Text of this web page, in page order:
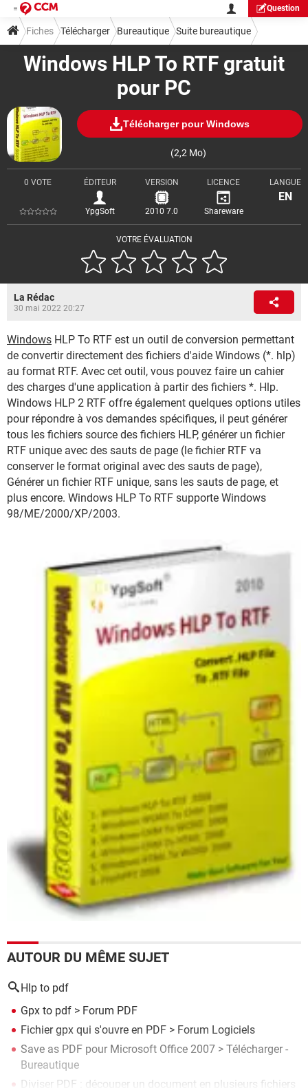
Question
Windows HLP To RTF gratuit
pour PC
Télécharger pour Windows
(2,2 Mo)
VOTRE ÉVALUATION
0 VOTE ÉDITEUR
YpgSoft
VERSION
2010 7.0
LICENCE
Shareware
LANGUE
EN
Fiches Télécharger Bureautique Suite bureautique
La Rédac
30 mai 2022 20:27
Windows HLP To RTF est un outil de conversion permettant
de convertir directement des fichiers d'aide Windows (*. hlp)
au format RTF. Avec cet outil, vous pouvez faire un cahier
des charges d'une application à partir des fichiers *. Hlp.
Windows HLP 2 RTF offre également quelques options utiles
pour répondre à vos demandes spécifiques, il peut générer
tous les fichiers source des fichiers HLP, générer un fichier
RTF unique avec des sauts de page (le fichier RTF va
conserver le format original avec des sauts de page),
Générer un fichier RTF unique, sans les sauts de page, et
plus encore. Windows HLP To RTF supporte Windows
98/ME/2000/XP/2003.
AUTOUR DU MÊME SUJET
Hlp to pdf
Gpx to pdf > Forum PDF
Fichier gpx qui s'ouvre en PDF > Forum Logiciels
Save as PDF pour Microsoft Office 2007 > Télécharger -
Bureautique
Diviser PDF : découper un document en plusieurs fichiers